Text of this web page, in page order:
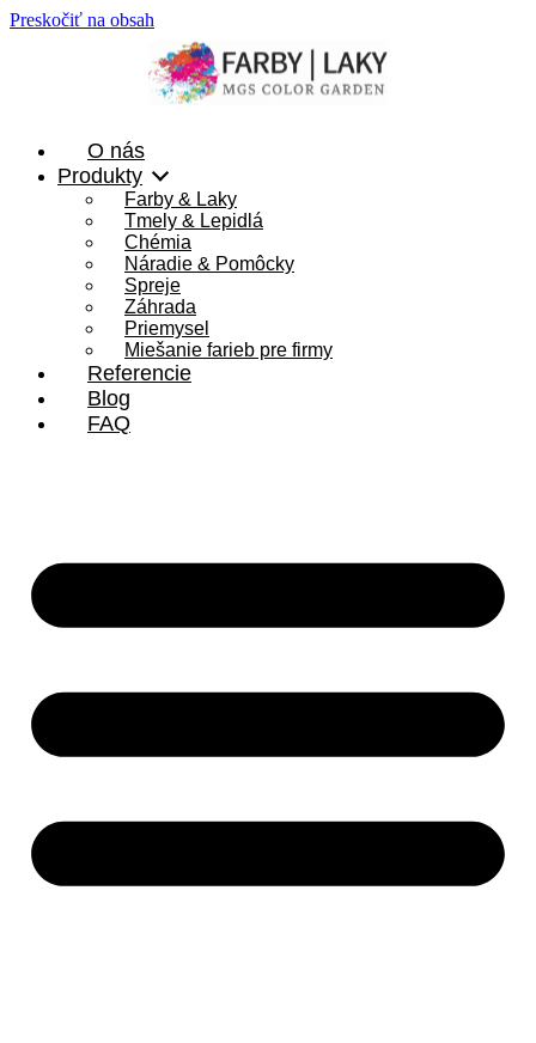
Preskočiť na obsah
O nás
Produkty
Farby & Laky
Tmely & Lepidlá
Chémia
Náradie & Pomôcky
Spreje
Záhrada
Priemysel
Miešanie farieb pre firmy
Referencie
Blog
FAQ